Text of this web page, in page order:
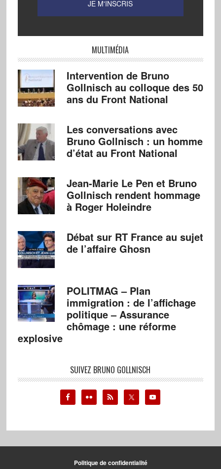
MULTIMÉDIA
Intervention de Bruno
Gollnisch au colloque des 50
ans du Front National
Les conversations avec
Bruno Gollnisch : un homme
d’état au Front National
Jean-Marie Le Pen et Bruno
Gollnisch rendent hommage
à Roger Holeindre
Débat sur RT France au sujet
de l’affaire Ghosn
POLITMAG – Plan
immigration : de l’affichage
politique – Assurance
chômage : une réforme
explosive
SUIVEZ BRUNO GOLLNISCH
Politique de confidentialité